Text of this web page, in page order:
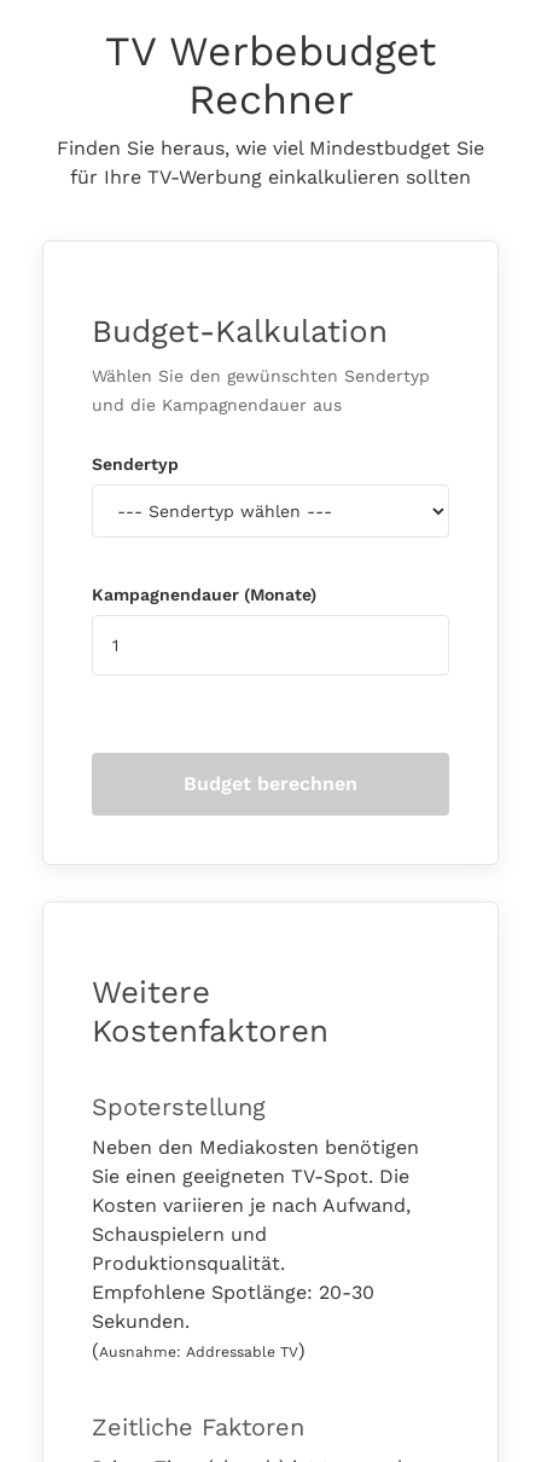
TV Werbebudget
Rechner
Finden Sie heraus, wie viel Mindestbudget Sie
für Ihre TV-Werbung einkalkulieren sollten
Budget-Kalkulation
Wählen Sie den gewünschten Sendertyp
und die Kampagnendauer aus
Sendertyp
Kampagnendauer (Monate)
Budget berechnen
Weitere
Kostenfaktoren
Spoterstellung
Neben den Mediakosten benötigen
Sie einen geeigneten TV-Spot. Die
Kosten variieren je nach Aufwand,
Schauspielern und
Produktionsqualität.
Empfohlene Spotlänge: 20-30
Sekunden.
(Ausnahme: Addressable TV)
Zeitliche Faktoren